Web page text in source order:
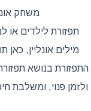
משחק
תפזורת לילדים או
מילים אונליין,
התפזורת בנושא
ולזמן פנוי, ומשלבת